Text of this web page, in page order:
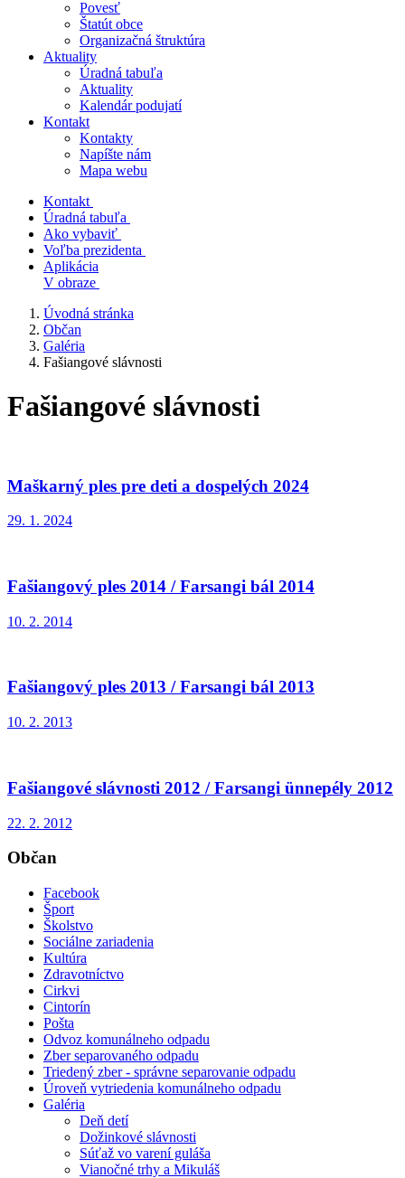
Povesť
Štatút obce
Organizačná štruktúra
Aktuality
Úradná tabuľa
Aktuality
Kalendár podujatí
Kontakt
Kontakty
Napíšte nám
Mapa webu
Kontakt
Úradná tabuľa
Ako vybaviť
Voľba prezidenta
Aplikácia
V obraze
Úvodná stránka
Občan
Galéria
Fašiangové slávnosti
Fašiangové slávnosti
Maškarný ples pre deti a dospelých 2024
29. 1. 2024
Fašiangový ples 2014 / Farsangi bál 2014
10. 2. 2014
Fašiangový ples 2013 / Farsangi bál 2013
10. 2. 2013
Fašiangové slávnosti 2012 / Farsangi ünnepély 2012
22. 2. 2012
Občan
Facebook
Šport
Školstvo
Sociálne zariadenia
Kultúra
Zdravotníctvo
Cirkvi
Cintorín
Pošta
Odvoz komunálneho odpadu
Zber separovaného odpadu
Triedený zber - správne separovanie odpadu
Úroveň vytriedenia komunálneho odpadu
Galéria
Deň detí
Dožinkové slávnosti
Súťaž vo varení guláša
Vianočné trhy a Mikuláš